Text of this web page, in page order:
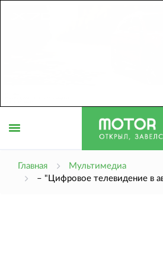
Главная
Мультимедиа
– "Цифровое телевидение в